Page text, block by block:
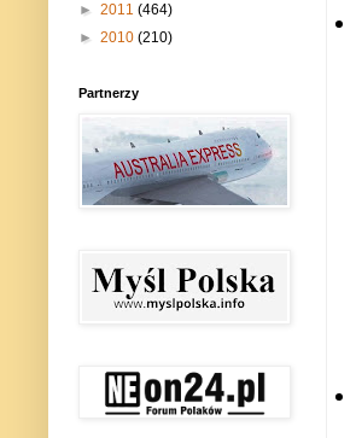
► 2011 (464)
► 2010 (210)
Partnerzy